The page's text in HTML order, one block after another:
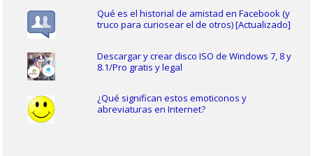
Qué es el historial de amistad en Facebook (y
truco para curiosear el de otros) [Actualizado]
Descargar y crear disco ISO de Windows 7, 8 y
8.1/Pro gratis y legal
¿Qué significan estos emoticonos y
abreviaturas en Internet?